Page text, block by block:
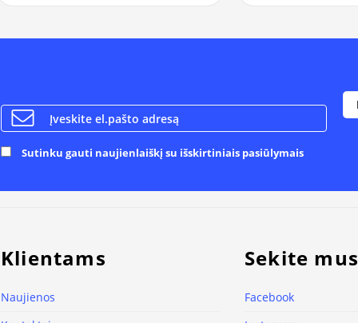
Sutinku gauti naujienlaiškį su išskirtiniais pasiūlymais
Klientams
Naujienos
Sekite mus
Facebook